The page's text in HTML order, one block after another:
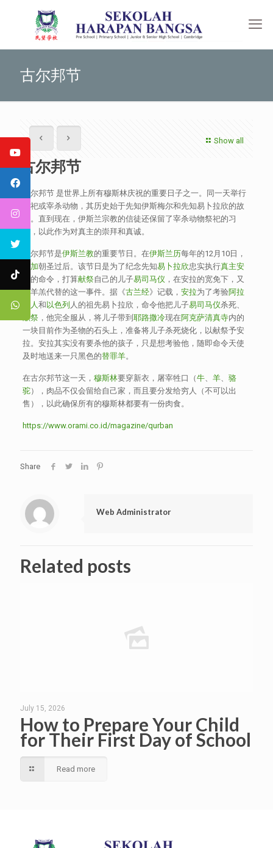
古尔邦节
Show all
古尔邦节
古尔邦节 是世界上所有穆斯林庆祝的重要日子之一。同一天举行
祭祀或宰杀动物，其历史始于先知伊斯梅尔和先知易卜拉欣的故
事。直到现在，伊斯兰宗教的信徒还保留了宰杀动物祭祀的习
俗，以此作为对真主的崇拜和真诚。
古尔邦节是伊斯兰教的重要节日。在伊斯兰历每年的12月10日，
麦加朝圣过后。该节日是为了纪念先知易卜拉欣忠实执行真主安
的命令，打算献祭自己的儿子易司马仪 ，在安拉的宽免下，又
用羊羔代替的这一事件。据《古兰经》记载， 安拉为了考验阿拉
伯人和 以色列 人的祖先易卜拉欣，命令他把儿子易司马仪杀死、
献祭 ，他完全服从，将儿子带到 耶路撒冷现在阿克萨清真寺内的
一块目前作为圣物的石头上，准备将儿子杀死烧化，以献祭予安
拉。安拉其实没有要杀他的孩子，只是想考验他，随即命令天使
及时地送来一只黑色的替罪羊。
在古尔邦节这一天， 穆斯林要穿新衣，屠宰牲口（牛、 羊、 骆
驼），肉品不仅会留给自己家，而且要分发给穷人（不可以出
售），以此确保所有的穆斯林都要有一份肉食。
https://www.orami.co.id/magazine/qurban
Share
Web Administrator
Related posts
July 15, 2026
How to Prepare Your Child
for Their First Day of School
Read more